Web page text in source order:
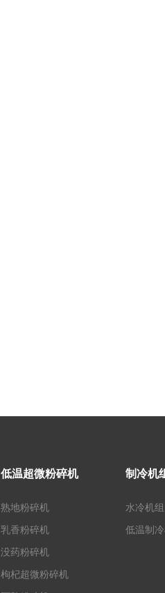
低温超微粉碎机
熟地粉碎机
乳香粉碎机
没药粉碎机
枸杞超微粉碎机
制冷机
水冷机
低温制